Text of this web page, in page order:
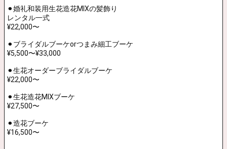
新郎新婦婚礼和装着付け
ヘアセット＆メイク＆シェービング含む
¥88,000〜
※当店にてレンタルの方は、下記の「アテンドあり」からご選択い
ただけます。
白無垢から色打掛、引き振袖、ドレス等へチェンジするお色直し
は、応相談別途お見積となります。
交通費別途要
当店より車での移動距離約20分まで無料
1H ¥2,200